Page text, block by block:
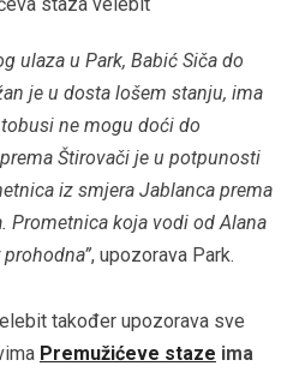
ulaza u Park, Babić Siča do
je u dosta lošem stanju, ima
ne mogu doći do
Štirovači je u potpunosti
iz smjera Jablanca prema
Prometnica koja vodi od Alana
, upozorava Park.
također upozorava sve
Premužićeve staze ima